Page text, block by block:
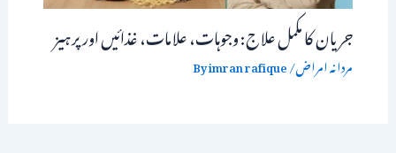
جریان کا مکمل علاج: وجوہات، علامات، غذائیں اور پرہیز
مردانہ امراض/ By
imran rafique